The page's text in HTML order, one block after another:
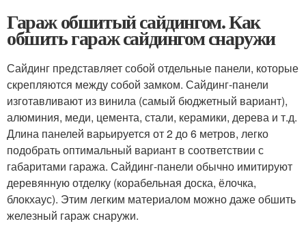
Гараж обшитый сайдингом. Как
обшить гараж сайдингом снаружи
Сайдинг представляет собой отдельные панели, которые
скрепляются между собой замком. Сайдинг-панели
изготавливают из винила (самый бюджетный вариант),
алюминия, меди, цемента, стали, керамики, дерева и т.д.
Длина панелей варьируется от 2 до 6 метров, легко
подобрать оптимальный вариант в соответствии с
габаритами гаража. Сайдинг-панели обычно имитируют
деревянную отделку (корабельная доска, ёлочка,
блокхаус). Этим легким материалом можно даже обшить
железный гараж снаружи.